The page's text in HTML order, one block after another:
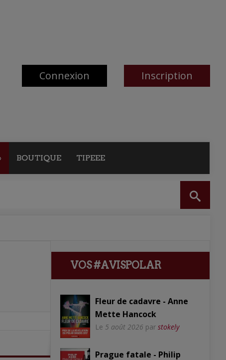
Connexion Inscription
BOUTIQUE TIPEEE
VOS #AVISPOLAR
Fleur de cadavre - Anne
Mette Hancock
Le 5 août 2026 par stokely
Prague fatale - Philip